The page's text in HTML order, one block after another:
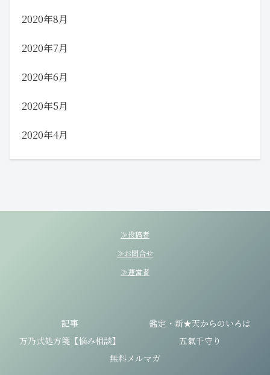
2020年8月
2020年7月
2020年6月
2020年5月
2020年4月
≫投稿者
≫お問合せ
≫運営者
記事
鑑定・新★天からのいろは
万乃式処方箋【悩み相談】
五氣千守り
無料メルマガ